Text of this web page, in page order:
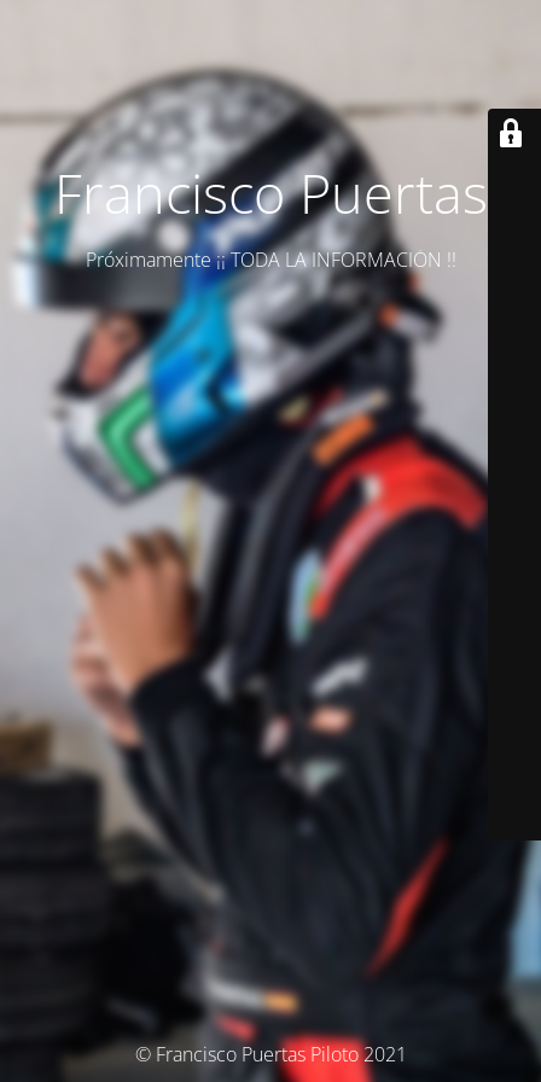
Francisco Puertas
Próximamente ¡¡ TODA LA INFORMACIÓN !!
© Francisco Puertas Piloto 2021